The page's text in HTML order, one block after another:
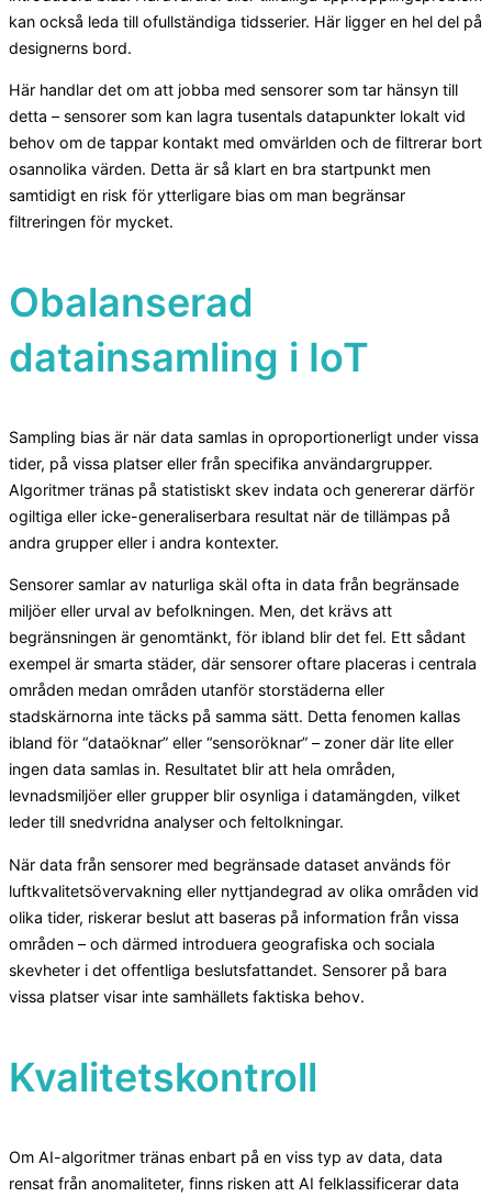
kan också leda till ofullständiga tidsserier. Här ligger en hel del på
designerns bord.
Här handlar det om att jobba med sensorer som tar hänsyn till
detta – sensorer som kan lagra tusentals datapunkter lokalt vid
behov om de tappar kontakt med omvärlden och de filtrerar bort
osannolika värden. Detta är så klart en bra startpunkt men
samtidigt en risk för ytterligare bias om man begränsar
filtreringen för mycket.
Obalanserad
datainsamling i IoT
Sampling bias är när data samlas in oproportionerligt under vissa
tider, på vissa platser eller från specifika användargrupper.
Algoritmer tränas på statistiskt skev indata och genererar därför
ogiltiga eller icke-generaliserbara resultat när de tillämpas på
andra grupper eller i andra kontexter.
Sensorer samlar av naturliga skäl ofta in data från begränsade
miljöer eller urval av befolkningen. Men, det krävs att
begränsningen är genomtänkt, för ibland blir det fel. Ett sådant
exempel är smarta städer, där sensorer oftare placeras i centrala
områden medan områden utanför storstäderna eller
stadskärnorna inte täcks på samma sätt. Detta fenomen kallas
ibland för “dataöknar” eller “sensoröknar” – zoner där lite eller
ingen data samlas in. Resultatet blir att hela områden,
levnadsmiljöer eller grupper blir osynliga i datamängden, vilket
leder till snedvridna analyser och feltolkningar.
När data från sensorer med begränsade dataset används för
luftkvalitetsövervakning eller nyttjandegrad av olika områden vid
olika tider, riskerar beslut att baseras på information från vissa
områden – och därmed introduera geografiska och sociala
skevheter i det offentliga beslutsfattandet. Sensorer på bara
vissa platser visar inte samhällets faktiska behov.
Kvalitetskontroll
Om AI-algoritmer tränas enbart på en viss typ av data, data
rensat från anomaliteter, finns risken att AI felklassificerar data